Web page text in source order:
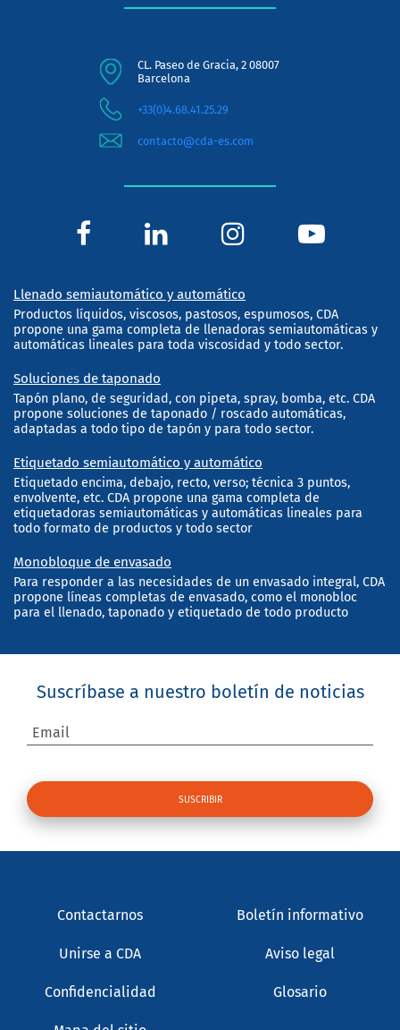
CL. Paseo de Gracia, 2 08007
Barcelona
+33(0)4.68.41.25.29
contacto@cda-es.com
Llenado semiautomático y automático
Productos líquidos, viscosos, pastosos, espumosos, CDA
propone una gama completa de llenadoras semiautomáticas y
automáticas lineales para toda viscosidad y todo sector.
Soluciones de taponado
Tapón plano, de seguridad, con pipeta, spray, bomba, etc. CDA
propone soluciones de taponado / roscado automáticas,
adaptadas a todo tipo de tapón y para todo sector.
Etiquetado semiautomático y automático
Etiquetado encima, debajo, recto, verso; técnica 3 puntos,
envolvente, etc. CDA propone una gama completa de
etiquetadoras semiautomáticas y automáticas lineales para
todo formato de productos y todo sector
Monobloque de envasado
Para responder a las necesidades de un envasado integral, CDA
propone líneas completas de envasado, como el monobloc
para el llenado, taponado y etiquetado de todo producto
Suscríbase a nuestro boletín de noticias
Email
Contactarnos Boletín informativo
Unirse a CDA Aviso legal
Confidencialidad Glosario